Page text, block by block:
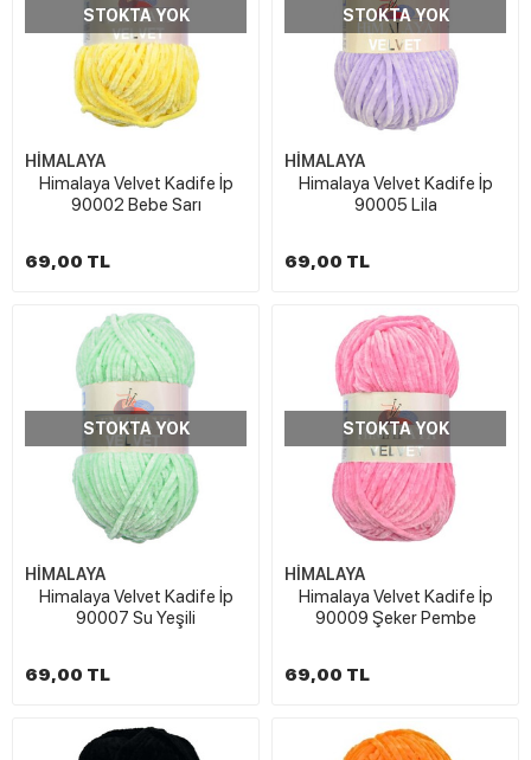
STOKTA YOK
HİMALAYA
Himalaya Velvet Kadife İp
90002 Bebe Sarı
69,00 TL
STOKTA YOK
HİMALAYA
Himalaya Velvet Kadife İp
90005 Lila
69,00 TL
STOKTA YOK
HİMALAYA
Himalaya Velvet Kadife İp
90007 Su Yeşili
69,00 TL
STOKTA YOK
HİMALAYA
Himalaya Velvet Kadife İp
90009 Şeker Pembe
69,00 TL